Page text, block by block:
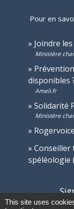
Pour en
Joindre
Ministère
disponibles
Ameli.fr
Solidarité
Ministère
Rogervoice
Conseiller
spéléologie
This site uses